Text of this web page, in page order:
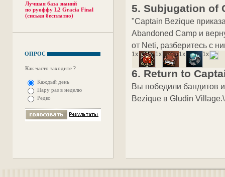
Лучшая база знаний
по руоффу L2 Gracia Final
(сиськи бесплатно)
ОПРОС
Как часто заходите ?
Каждый день
Пару раз в неделю
Редко
5. Subjugation of
"Captain Bezique
Abandoned Camp и
от Neti, разберитесь с
1x 1x 1x 1x
6. Return to
Вы победили бандитов
Bezique в Gludin